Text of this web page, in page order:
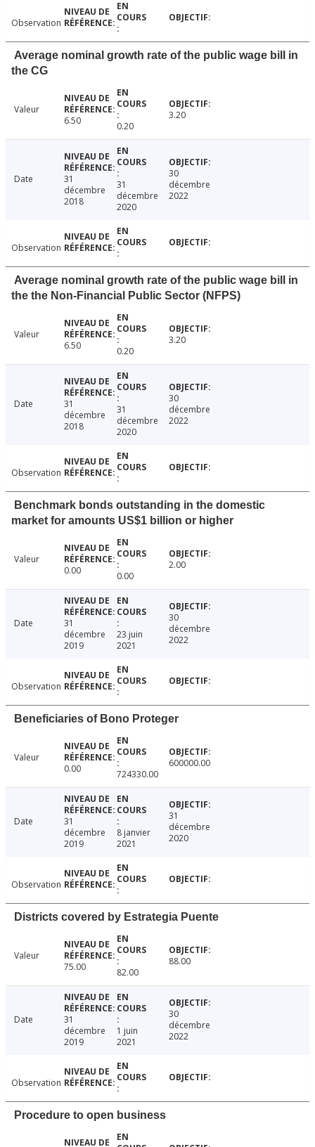
Observation
Average nominal growth rate of the public wage bill in
the CG
Valeur
6.50
0.20
3.20
Date
31
décembre
2018
31
décembre
2020
30
décembre
2022
Observation
Average nominal growth rate of the public wage bill in
the the Non-Financial Public Sector (NFPS)
Valeur
6.50
0.20
3.20
Date
31
décembre
2018
31
décembre
2020
30
décembre
2022
Observation
Benchmark bonds outstanding in the domestic
market for amounts US$1 billion or higher
Valeur
0.00
0.00
2.00
Date
31
décembre
2019
23 juin
2021
30
décembre
2022
Observation
Beneficiaries of Bono Proteger
Valeur
0.00
724330.00
600000.00
Date
31
décembre
2019
8 janvier
2021
31
décembre
2020
Observation
Districts covered by Estrategia Puente
Valeur
75.00
82.00
88.00
Date
31
décembre
2019
1 juin
2021
30
décembre
2022
Observation
Procedure to open business